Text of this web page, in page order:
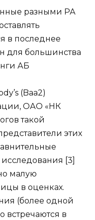
разными РА
в последнее
для большинства
АБ
(Baa2)
ОАО «НК
такой
этих
[3]
малую
в оценках.
(более одной
встречаются в